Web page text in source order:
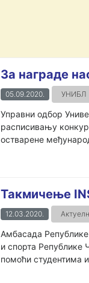
За награде
05.09.2020. УНИБЛ
Управни одбор
расписивању
остварене
Такмичење
12.03.2020.
Амбасада
и спорта Републике
помоћи студентима